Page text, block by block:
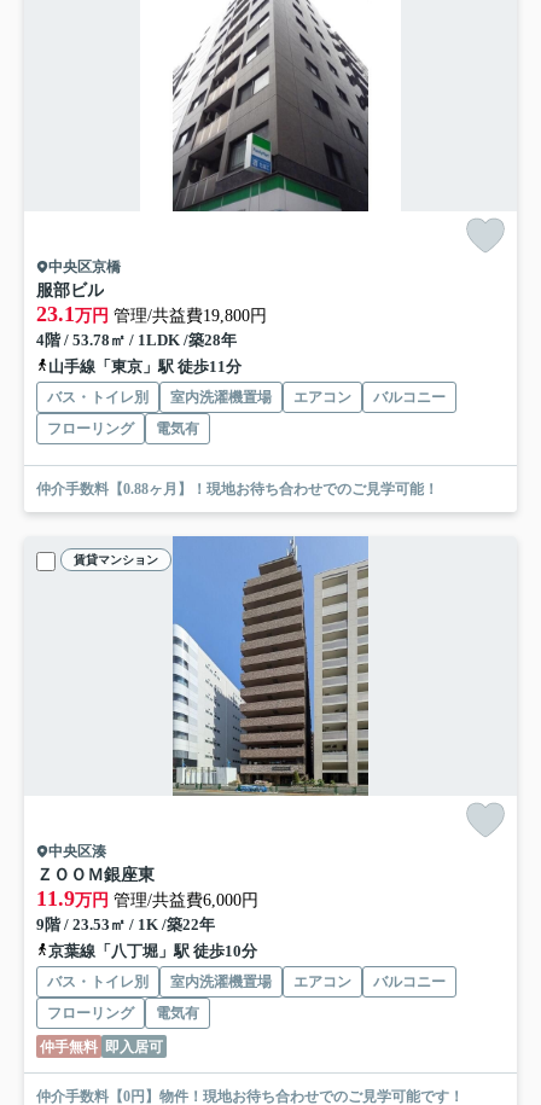
中央区京橋
服部ビル
23.1 万円 管理/共益費19,800円
4階 / 53.78㎡ / 1LDK /築28年
山手線「東京」駅 徒歩11分
バス・トイレ別 室内洗濯機置場 エアコン
バルコニー
フローリング
電気有
仲介手数料【0.88ヶ月】！現地お待ち合わせでのご見学可能！
賃貸マンション
中央区湊
ＺＯＯＭ銀座東
11.9万円 管理/共益費6,000円
9階 / 23.53㎡ / 1K /築22年
京葉線「八丁堀」駅 徒歩10分
バス・トイレ別 室内洗濯機置場 エアコン
バルコニー
フローリング
電気有
仲手無料 即入居可
仲介手数料【0円】物件！現地お待ち合わせでのご見学可能です！